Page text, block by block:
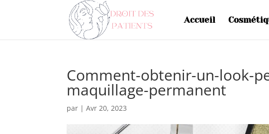
Accueil
Comment-obtenir-un-look-
maquillage-permanent
par |Avr 20, 2023